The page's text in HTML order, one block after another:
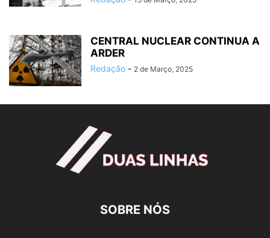
CENTRAL NUCLEAR CONTINUA A
ARDER
Redação - 2 de Março, 2025
SOBRE NÓS